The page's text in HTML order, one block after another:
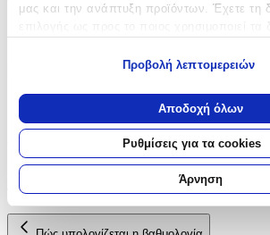
μας και την ανάπτυξη προϊόντων. Έχετε τη
Να συλλέξουμε πληροφορίες σχετικά
σας τοποθεσία, οι οποίες μπορεί να
απόσταση μερικών μέτρων
Να αναγνωρίσουμε τη συσκευή σας
για συγκεκριμένα χαρακτηριστικά
Μάθετε περισσότερα σχετικά με τον τρόπο
προσωπικών σας δεδομένων και καθορίστε
στηνενότητα “Λεπτομέρειες”. Μπορείτε
Προβολή λεπτομερειών
Αποδοχή όλων
Ρυθμίσεις για τα cookies
Άρνηση
Χαρακτηριστικά
Αξιολογήσεις
Προς το παρόν δεν υπάρχουν άλλες
προστεθούν, θα εμφανιστούν εδώ.